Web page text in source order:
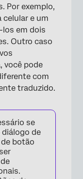
Por exemplo,
celular e um
los em dois
Outro caso
você pode
com
traduzido.
se
diálogo de
botão